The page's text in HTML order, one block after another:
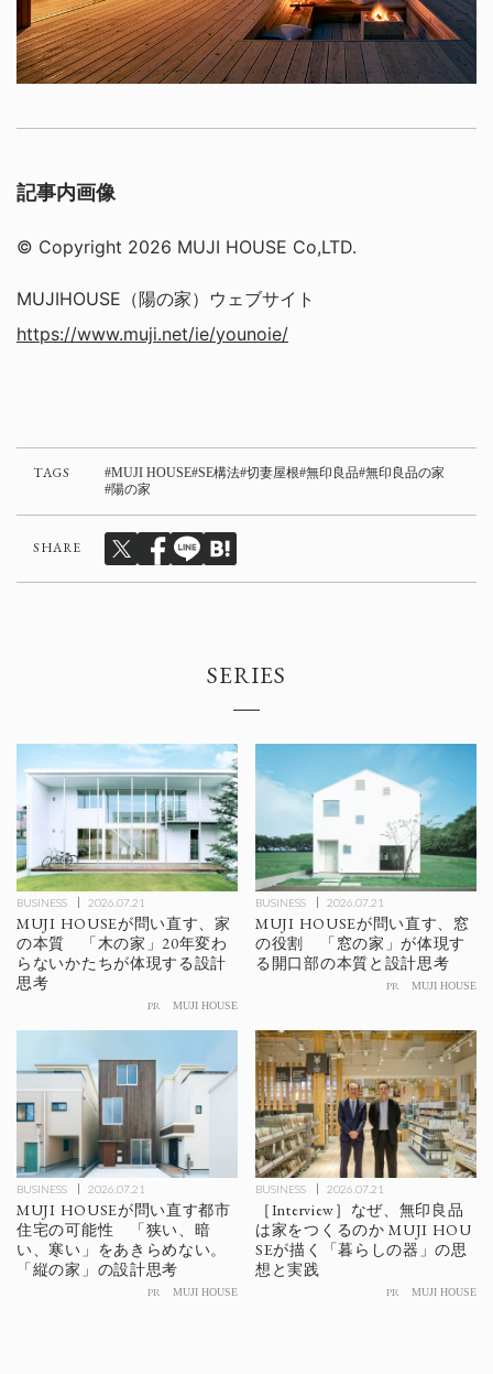
記事内画像
© Copyright 2026 MUJI HOUSE Co,LTD.
MUJIHOUSE（陽の家）ウェブサイト
https://www.muji.net/ie/younoie/
TAGS MUJI HOUSE SE構法 切妻屋根 無印良品 無印良品の家
陽の家
SHARE
SERIES
BUSINESS 2026.07.21
MUJI HOUSEが問い直す、家
の本質 「木の家」20年変わ
らないかたちが体現する設計
思考
PR MUJI HOUSE
BUSINESS 2026.07.21
MUJI HOUSEが問い直す、窓
の役割 「窓の家」が体現す
る開口部の本質と設計思考
PR MUJI HOUSE
BUSINESS 2026.07.21
MUJI HOUSEが問い直す都市
住宅の可能性 「狭い、暗
い、寒い」をあきらめない。
「縦の家」の設計思考
PR MUJI HOUSE
BUSINESS 2026.07.21
［Interview］なぜ、無印良品
は家をつくるのか MUJI HOU
SEが描く「暮らしの器」の思
想と実践
PR MUJI HOUSE